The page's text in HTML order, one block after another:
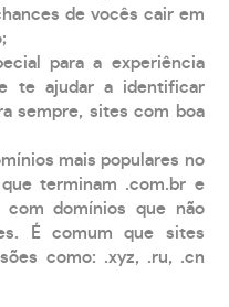
de vocês cair em
para a experiência
te ajudar a identificar
sempre, sites com boa
mais populares no
terminam .com.br e
com domínios que não
É comum que sites
como: .xyz, .ru, .cn